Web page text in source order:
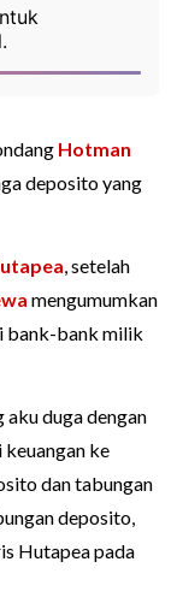
Hotman
deposito yang
, setelah
mengumumkan
bank-bank milik
duga dengan
ke
dan tabungan
deposito,
Hutapea pada